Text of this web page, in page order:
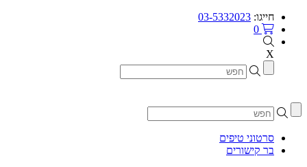
חייגו: 03-5332023
0
X
סרטוני טיפים
בר קישורים